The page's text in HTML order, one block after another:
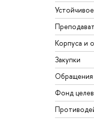
Корпуса и
Закупки
Фонд